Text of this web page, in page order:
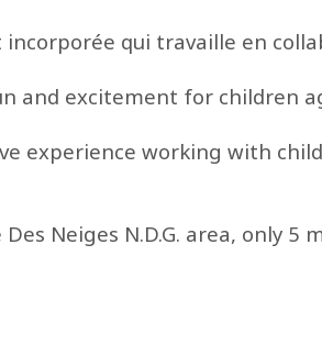
qui travaille en
and excitement for children
experience working with
Neiges N.D.G. area, only